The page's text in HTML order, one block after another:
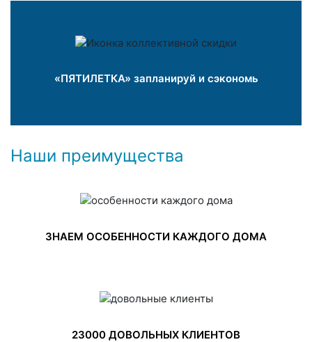
«ПЯТИЛЕТКА» запланируй и сэкономь
Наши преимущества
ЗНАЕМ ОСОБЕННОСТИ КАЖДОГО ДОМА
23000 ДОВОЛЬНЫХ КЛИЕНТОВ